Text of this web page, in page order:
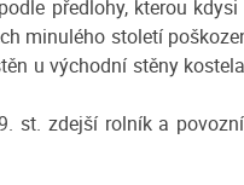
předlohy, kterou
minulého století
u východní stěny
st. zdejší rolník a